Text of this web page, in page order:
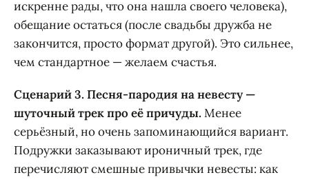
искренне рады, что она нашла своего человека),
обещание остаться (после свадьбы дружба не
закончится, просто формат другой). Это сильнее,
чем стандартное — желаем счастья.
Сценарий 3. Песня-пародия на невесту —
шуточный трек про её причуды. Менее
серьёзный, но очень запоминающийся вариант.
Подружки заказывают ироничный трек, где
перечисляют смешные привычки невесты: как